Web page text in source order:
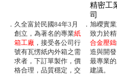
精密工
司
． 久全富於民國84年3月
創立，為著名的專業紙
箱工廠 ，接受各公司行
號有瓦愣紙內外箱之需
求者，下訂單製作，價
格合理，品質穩定，交
． 旭嶸實
致力於精
合金壓鑄
造與開
最專業
建議。